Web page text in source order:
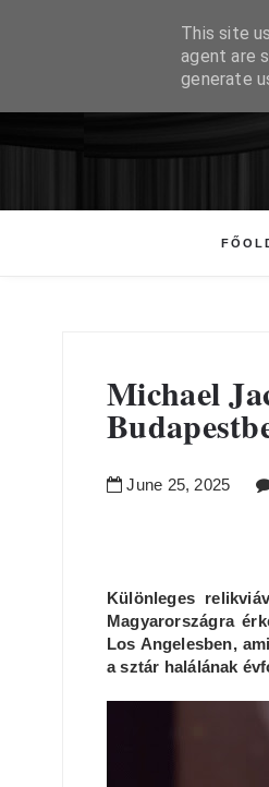
Michael
June 25, 2025
Különleges
Magyarországra
Los Angelesben,
a sztár halálának
This site
agent are
generate